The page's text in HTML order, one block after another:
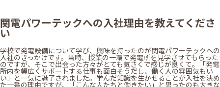
関電パワーテックへの入社理由を教えてくださ
い
学校で発電設備について学び、興味を持ったのが関電パワーテックへの
入社のきっかけです。当時、授業の一環で発電所を見学させてもらった
のですが、そこで出会った方々がとても気さくで感じが良くて。「発電
所内を幅広くサポートする仕事も面白そうだし、働く人の雰囲気もい
い」と一気に魅了されました。学んだ知識を生かせることが入社を決め
た一番の理由ですが、「こんな人たちと働きたい」と思ったのも大きな